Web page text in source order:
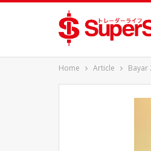
Home Article Bayar